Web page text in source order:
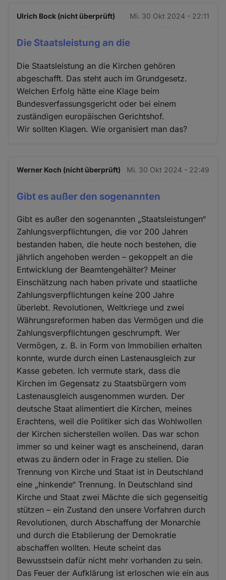
Ulrich Bock (nicht überprüft) Mi. 30 Okt 2024 - 22:11
Die Staatsleistung an die
Die Staatsleistung an die Kirchen gehören
abgeschafft. Das steht auch im Grundgesetz.
Welchen Erfolg hätte eine Klage beim
Bundesverfassungsgericht oder bei einem
zuständigen europäischen Gerichtshof.
Wir sollten Klagen. Wie organisiert man das?
Werner Koch (nicht überprüft) Mi. 30 Okt 2024 - 22:49
Gibt es außer den sogenannten
Gibt es außer den sogenannten „Staatsleistungen“
Zahlungsverpflichtungen, die vor 200 Jahren
bestanden haben, die heute noch bestehen, die
jährlich angehoben werden – gekoppelt an die
Entwicklung der Beamtengehälter? Meiner
Einschätzung nach haben private und staatliche
Zahlungsverpflichtungen keine 200 Jahre
überlebt. Revolutionen, Weltkriege und zwei
Währungsreformen haben das Vermögen und die
Zahlungsverpflichtungen geschrumpft. Wer
Vermögen, z. B. in Form von Immobilien erhalten
konnte, wurde durch einen Lastenausgleich zur
Kasse gebeten. Ich vermute stark, dass die
Kirchen im Gegensatz zu Staatsbürgern vom
Lastenausgleich ausgenommen wurden. Der
deutsche Staat alimentiert die Kirchen, meines
Erachtens, weil die Politiker sich das Wohlwollen
der Kirchen sicherstellen wollen. Das war schon
immer so und keiner wagt es anscheinend, daran
etwas zu ändern oder in Frage zu stellen. Die
Trennung von Kirche und Staat ist in Deutschland
eine „hinkende“ Trennung. In Deutschland sind
Kirche und Staat zwei Mächte die sich gegenseitig
stützen – ein Zustand den unsere Vorfahren durch
Revolutionen, durch Abschaffung der Monarchie
und durch die Etablierung der Demokratie
abschaffen wollten. Heute scheint das
Bewusstsein dafür nicht mehr vorhanden zu sein.
Das Feuer der Aufklärung ist erloschen wie ein aus